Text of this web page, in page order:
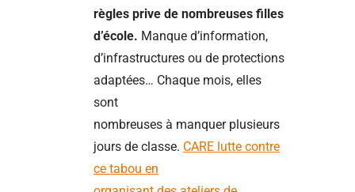
règles prive de nombreuses filles
d’école. Manque d’information,
d’infrastructures ou de protections
adaptées… Chaque mois, elles
sont
nombreuses à manquer plusieurs
jours de classe. CARE lutte contre
ce tabou en